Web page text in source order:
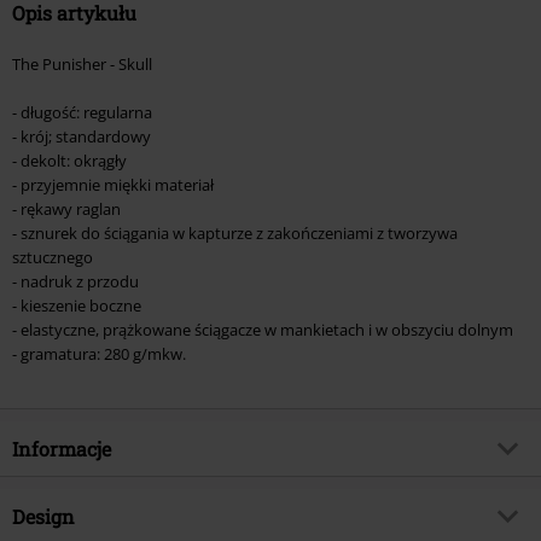
Opis artykułu
The Punisher - Skull
- długość: regularna
- krój; standardowy
- dekolt: okrągły
- przyjemnie miękki materiał
- rękawy raglan
- sznurek do ściągania w kapturze z zakończeniami z tworzywa
sztucznego
- nadruk z przodu
- kieszenie boczne
- elastyczne, prążkowane ściągacze w mankietach i w obszyciu dolnym
- gramatura: 280 g/mkw.
Informacje
Numer artykułu
Design